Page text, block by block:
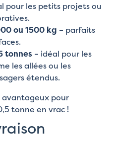
pour les petits projets ou
ou 1500 kg – parfaits
tonnes – idéal pour les
les allées ou les
étendus.
pour
tonne en vrac !